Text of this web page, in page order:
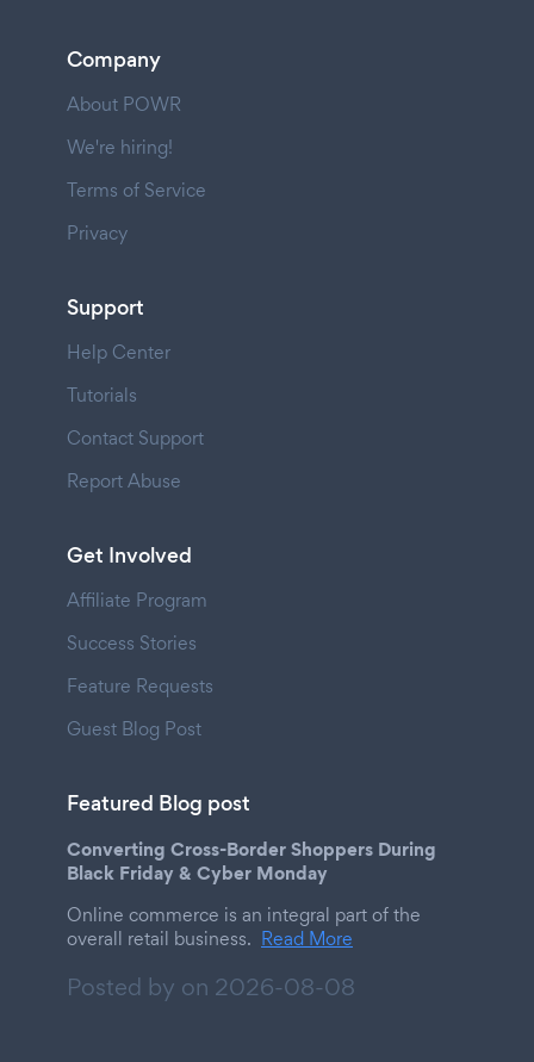
Company
About POWR
We're hiring!
Terms of Service
Privacy
Support
Help Center
Tutorials
Contact Support
Report Abuse
Get Involved
Affiliate Program
Success Stories
Feature Requests
Guest Blog Post
Featured Blog post
Converting Cross-Border Shoppers During
Black Friday & Cyber Monday
Online commerce is an integral part of the
overall retail business. Read More
Posted by on 2026-08-08